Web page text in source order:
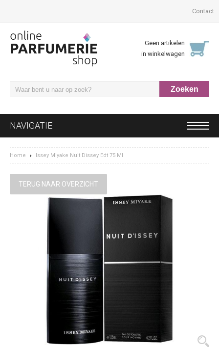
Contact
Geen artikelen
in winkelwagen
NAVIGATIE
Home Issey Miyake Nuit Dissey Edt 75 Ml
TERUG NAAR OVERZICHT